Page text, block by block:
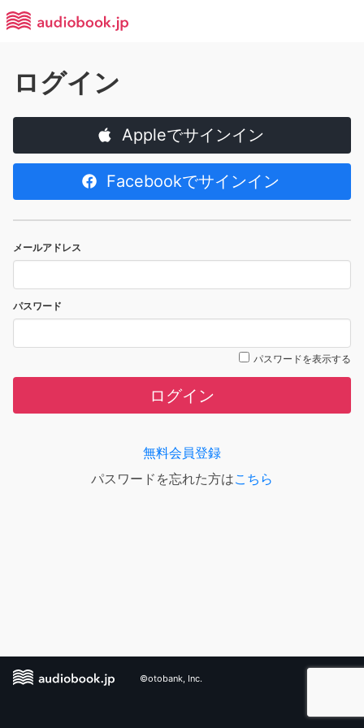
ログイン
Appleでサインイン
Facebookでサインイン
メールアドレス
パスワード
パスワードを表示する
ログイン
無料会員登録
パスワードを忘れた方はこちら
©otobank, Inc.